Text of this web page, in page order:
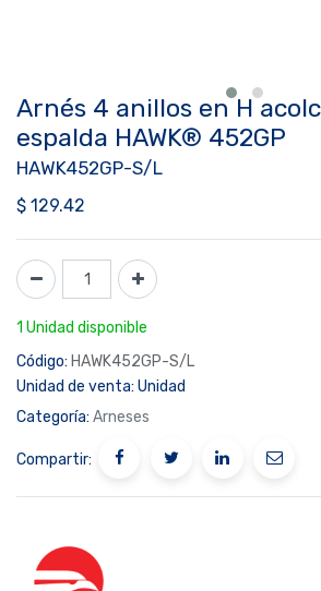
Arnés 4 anillos en H
espalda HAWK® 452GP
HAWK452GP-S/L
$ 129.42
1 Unidad disponible
Código: HAWK452GP-S/L
Unidad de venta: Unidad
Categoría: Arneses
Compartir: